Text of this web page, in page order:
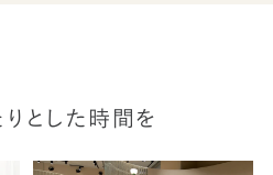
とした時間を